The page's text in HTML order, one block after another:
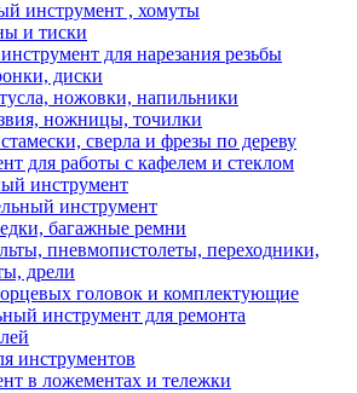
инструмент , хомуты
и тиски
для нарезания резьбы
диски
ножовки, напильники
ножницы, точилки
сверла и фрезы по дереву
для работы с кафелем и стеклом
инструмент
инструмент
багажные ремни
пневмопистолеты, переходники,
дрели
головок и комплектующие
инструмент для ремонта
инструментов
в ложементах и тележки